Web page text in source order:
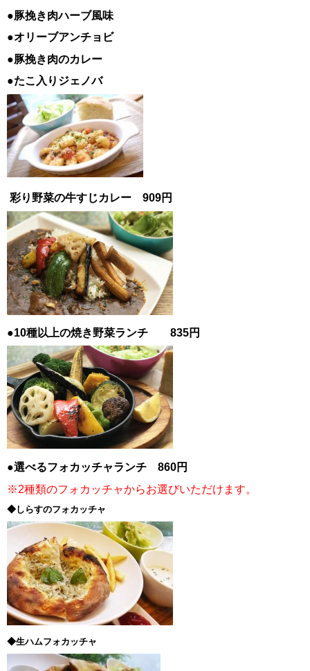
●豚挽き肉ハーブ風味
●オリーブアンチョビ
●豚挽き肉のカレー
●たこ入りジェノバ
彩り野菜の牛すじカレー 909円
●10種以上の焼き野菜ランチ 835円
●選べるフォカッチャランチ 860円
※2種類のフォカッチャからお選びいただけます。
◆しらすのフォカッチャ
◆生ハムフォカッチャ